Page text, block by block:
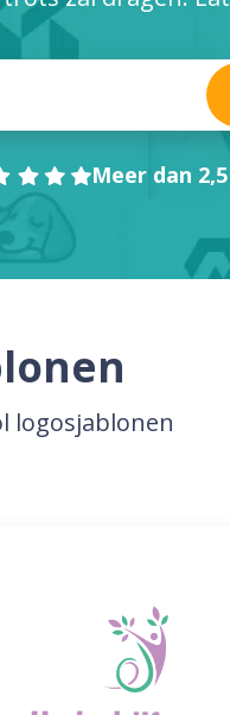
Meer dan
logosjablonen